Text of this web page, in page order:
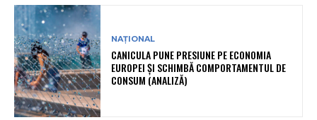
NAȚIONAL
CANICULA PUNE PRESIUNE PE ECONOMIA
EUROPEI ȘI SCHIMBĂ COMPORTAMENTUL DE
CONSUM (ANALIZĂ)